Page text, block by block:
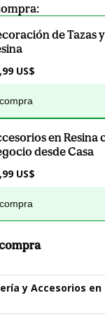
de Tazas
US$
en Resina
desde Casa
US$
y Accesorios en